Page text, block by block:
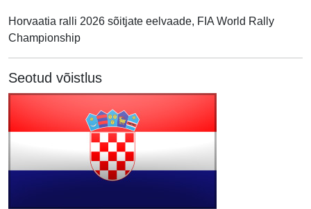
Horvaatia ralli 2026 sõitjate eelvaade, FIA World Rally
Championship
Seotud võistlus